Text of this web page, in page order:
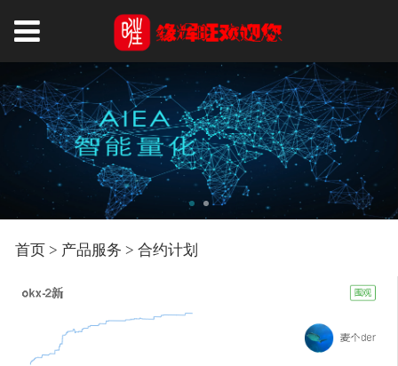
首页 > 产品服务 > 合约计划